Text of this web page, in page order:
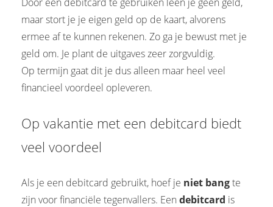
maar stort je je eigen geld op de kaart, alvorens
ermee af te kunnen rekenen. Zo ga je bewust met je
geld om. Je plant de uitgaves zeer zorgvuldig.
Op termijn gaat dit je dus alleen maar heel veel
financieel voordeel opleveren.
Op vakantie met een debitcard biedt
veel voordeel
Als je een debitcard gebruikt, hoef je niet bangte
zijn voor financiële tegenvallers. Een debitcard is